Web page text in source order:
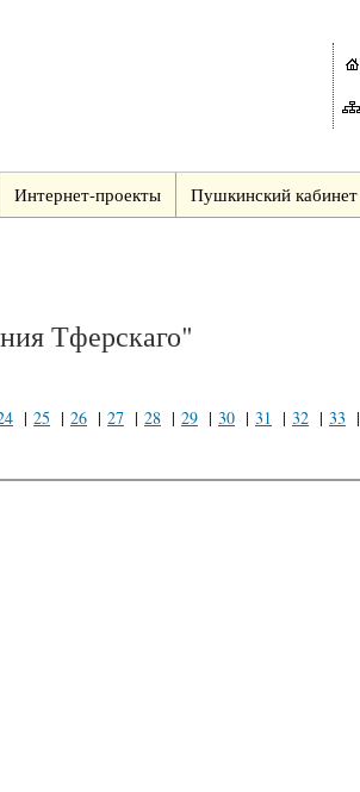
Интернет-проекты Пушкинский кабинет
Тферскаго"
| 25 | 26 | 27 | 28 | 29 | 30 | 31 | 32 | 33 |